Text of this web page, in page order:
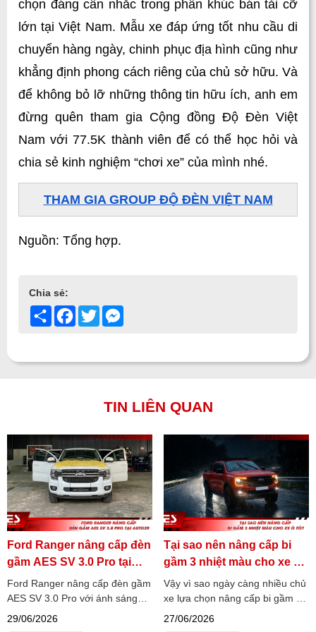
chọn đáng cân nhắc trong phân khúc bán tải cỡ
lớn tại Việt Nam. Mẫu xe đáp ứng tốt nhu cầu di
chuyển hàng ngày, chinh phục địa hình cũng như
khẳng định phong cách riêng của chủ sở hữu. Và
để không bỏ lỡ những thông tin hữu ích, anh em
đừng quên tham gia Cộng đồng Độ Đèn Việt
Nam với 77.5K thành viên để có thể học hỏi và
chia sẻ kinh nghiệm “chơi xe” của mình nhé.
THAM GIA GROUP ĐỘ ĐÈN VIỆT NAM
Nguồn: Tổng hợp.
Chia sẻ:
Share Facebook
Twitter
TIN LIÊN QUAN
Ford Ranger nâng cấp đèn
gầm AES SV 3.0 Pro tại
Auto39
Ford Ranger nâng cấp đèn gầm
AES SV 3.0 Pro với ánh sáng
4800K bám đường, trợ pha Elip
29/06/2026
Tại sao nên nâng cấp bi
gầm 3 nhiệt màu cho xe ô
tô?
Vậy vì sao ngày càng nhiều chủ
xe lựa chọn nâng cấp bi gầm 3
nhiệt màu thay vì các dòng đèn
27/06/2026